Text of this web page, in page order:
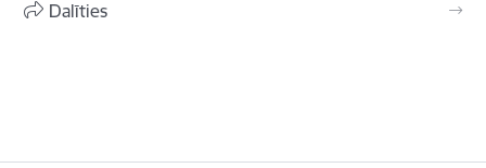
Dalīties